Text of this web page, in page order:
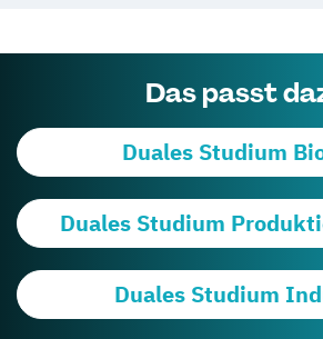
Das passt
Duales Studium
Duales Studium
Duales Studium